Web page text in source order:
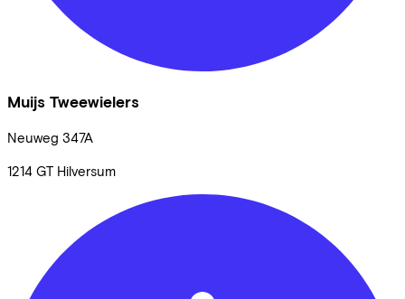
Muijs Tweewielers
Neuweg 347A
1214 GT Hilversum